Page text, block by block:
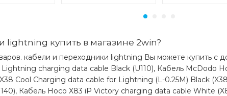
lightning купить в магазине 2win?
кабели и переходники lightning Вы можете купить с
Lightning charging data cable Black (U110), Кабель McDodo
Cool Charging data cable for Lightning (L-0.25M) Black
Кабель Hoco X83 iP Victory charging data cable White